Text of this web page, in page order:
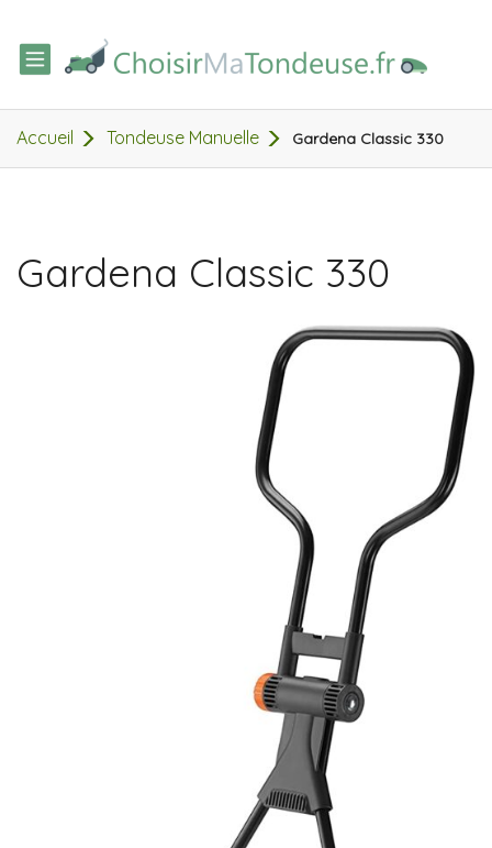
TOGGLE
NAVIGATION
Accueil Tondeuse Manuelle Gardena Classic 330
Gardena Classic 330